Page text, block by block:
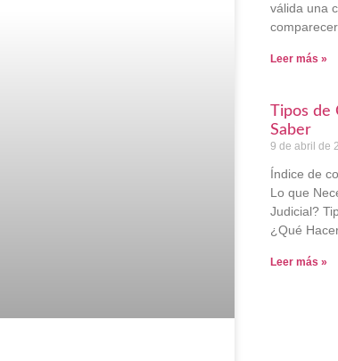
válida una
Leer más »
Tipos de
Saber
9 de abril de
Índice de
Lo que
Judicial?
¿Qué
Leer más »